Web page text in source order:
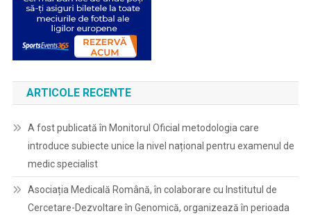
ARTICOLE RECENTE
A fost publicată în Monitorul Oficial metodologia care
introduce subiecte unice la nivel național pentru examenul de
medic specialist
Asociația Medicală Română, în colaborare cu Institutul de
Cercetare-Dezvoltare în Genomică, organizează în perioada